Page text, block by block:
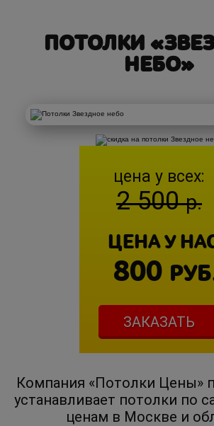
ПОТОЛКИ
НЕБО»
цена у всех:
2 500р.
ЦЕНА У
800
ЗАКАЗАТЬ
Компания «Потолки Цены»
устанавливает потолки по
ценам в Москве и